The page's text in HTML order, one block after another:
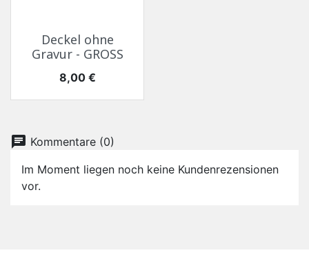
Deckel ohne
Gravur - GROSS
Preis
8,00 €
chat Kommentare (0)
Im Moment liegen noch keine Kundenrezensionen
vor.